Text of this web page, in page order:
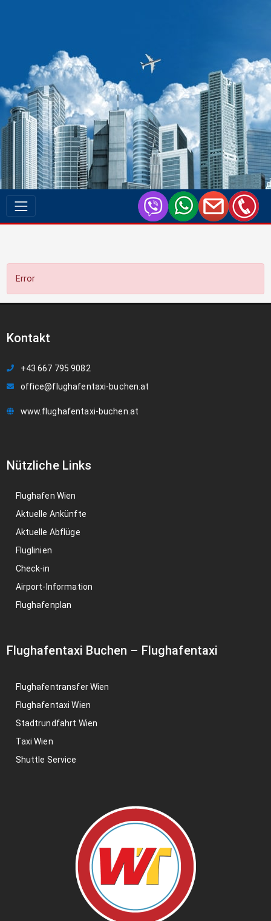
Error
Kontakt
+43 667 795 9082
office@flughafentaxi-buchen.at
www.flughafentaxi-buchen.at
Nützliche Links
Flughafen Wien
Aktuelle Ankünfte
Aktuelle Abflüge
Fluglinien
Check-in
Airport-Information
Flughafenplan
Flughafentaxi Buchen – Flughafentaxi
Flughafentransfer Wien
Flughafentaxi Wien
Stadtrundfahrt Wien
Taxi Wien
Shuttle Service